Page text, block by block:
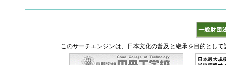
このサーチエンジンは、日本文化の普及と継承を目的とし